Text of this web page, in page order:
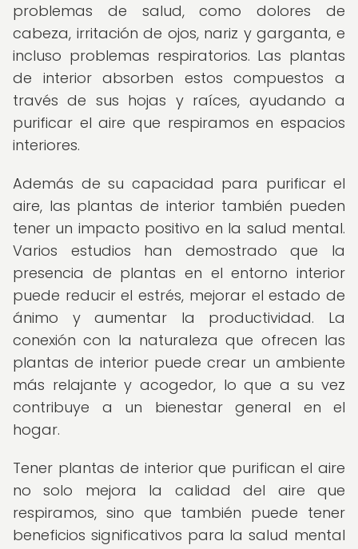
problemas de salud, como dolores de
cabeza, irritación de ojos, nariz y garganta, e
incluso problemas respiratorios. Las plantas
de interior absorben estos compuestos a
través de sus hojas y raíces, ayudando a
purificar el aire que respiramos en espacios
interiores.
Además de su capacidad para purificar el
aire, las plantas de interior también pueden
tener un impacto positivo en la salud mental.
Varios estudios han demostrado que la
presencia de plantas en el entorno interior
puede reducir el estrés, mejorar el estado de
ánimo y aumentar la productividad. La
conexión con la naturaleza que ofrecen las
plantas de interior puede crear un ambiente
más relajante y acogedor, lo que a su vez
contribuye a un bienestar general en el
hogar.
Tener plantas de interior que purifican el aire
no solo mejora la calidad del aire que
respiramos, sino que también puede tener
beneficios significativos para la salud mental